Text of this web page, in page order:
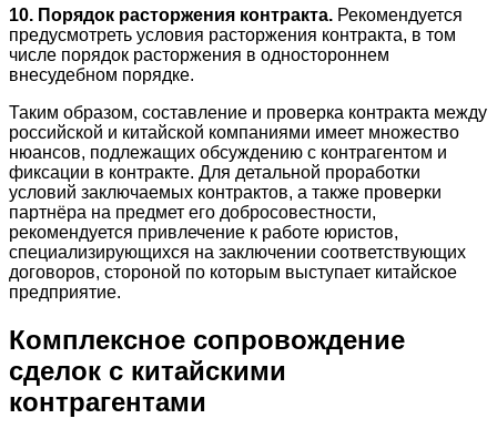
10. Порядок расторжения контракта. Рекомендуется
предусмотреть условия расторжения контракта, в том
числе порядок расторжения в одностороннем
внесудебном порядке.
Таким образом, составление и проверка контракта между
российской и китайской компаниями имеет множество
нюансов, подлежащих обсуждению с контрагентом и
фиксации в контракте. Для детальной проработки
условий заключаемых контрактов, а также проверки
партнёра на предмет его добросовестности,
рекомендуется привлечение к работе юристов,
специализирующихся на заключении соответствующих
договоров, стороной по которым выступает китайское
предприятие.
Комплексное сопровождение
сделок с китайскими
контрагентами